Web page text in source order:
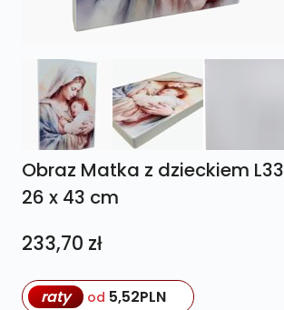
Obraz Matka z dzieckiem L33
26 x 43 cm
233,70 zł
raty od 5,52PLN